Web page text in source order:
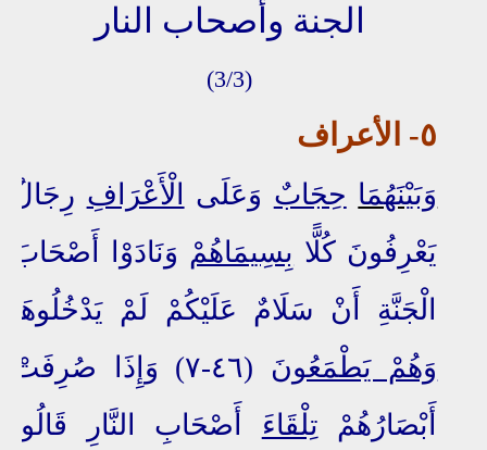
الجنة وأصحاب النار
(3/3)
٥- الأعراف
وَبَيْنَهُمَا حِجَابٌ وَعَلَى الْأَعْرَافِ رِجَالٌ
يَعْرِفُونَ كُلًّا بِسِيمَاهُمْ وَنَادَوْا أَصْحَابَ
الْجَنَّةِ أَنْ سَلَامٌ عَلَيْكُمْ لَمْ يَدْخُلُوهَا
وَهُمْ يَطْمَعُونَ
(٤٦-٧) وَإِذَا صُرِفَتْ
أَبْصَارُهُمْ تِلْقَاءَ أَصْحَابِ النَّارِ قَالُوا